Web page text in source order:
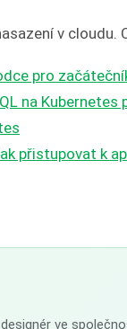
v cloudu.
pro
na Kubernetes
přistupovat k
ve